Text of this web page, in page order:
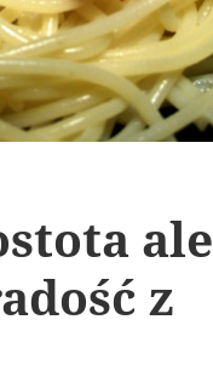
ale
z